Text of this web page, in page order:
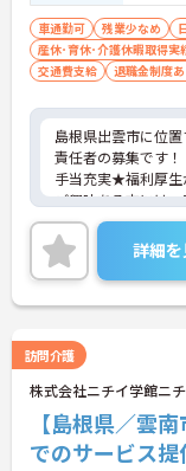
車通勤可 残業少なめ
産休･育休･介護休暇取得実
交通費支給
退職金制度あ
島根県出雲市に位
責任者の募集です！
手当充実★福利厚
ご興味ある方には
詳細をお話しいた
い。
詳細
訪問介護
株式会社ニチイ学館ニ
【島根県／雲
でのサービス